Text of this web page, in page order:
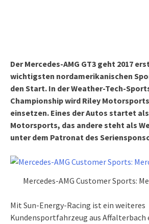
Der Mercedes-AMG GT3 geht 2017
wichtigsten nordamerikanischen
den Start. In der Weather-Tech-
Championship wird Riley
einsetzen. Eines der Autos startet als
Motorsports, das andere steht als
unter dem Patronat des
Mercedes-AMG Customer Sports:
Mit Sun-Energy-Racing ist ein weiteres
Kundensportfahrzeug aus